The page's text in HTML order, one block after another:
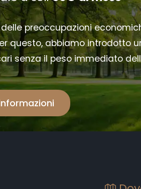
preoccupazioni
abbiamo introdotto
senza il peso immediato